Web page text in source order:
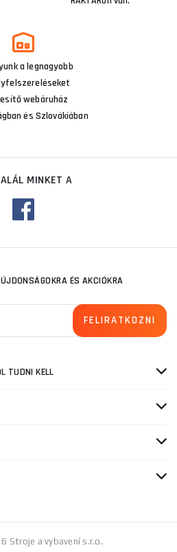
a legnagyobb
webáruház
és Szlovákiában
MINKET A
ÉS AKCIÓKRA
TUDNI KELL
Stroje a vybavení s.r.o.